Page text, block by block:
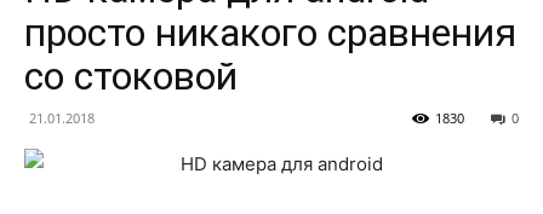
просто никакого сравнения
со стоковой
21.01.2018 0
1830